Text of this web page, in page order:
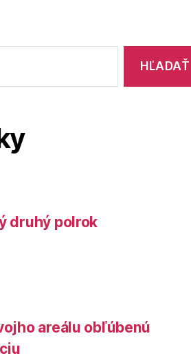
druhý polrok
areálu obľúbenú